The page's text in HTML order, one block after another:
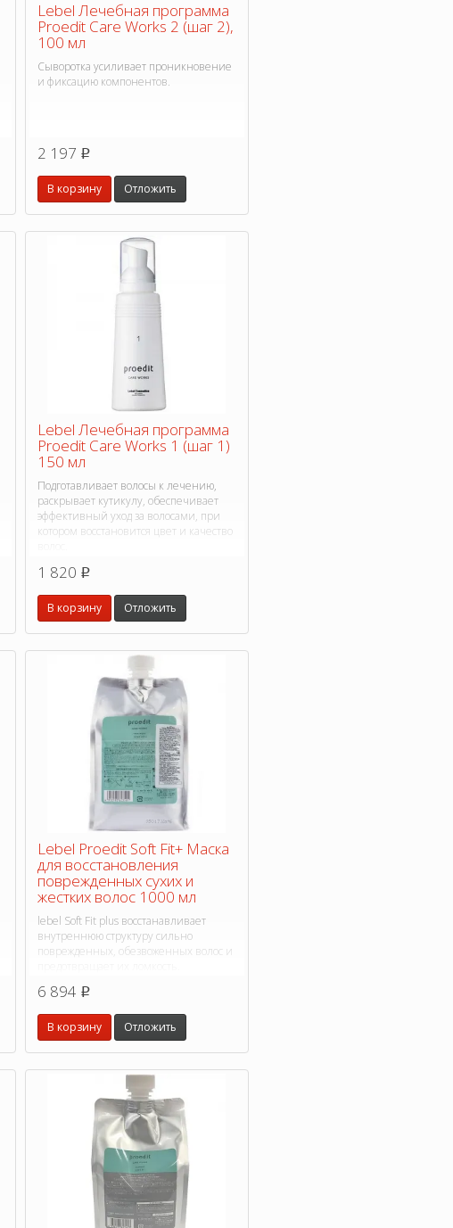
Lebel Лечебная программа
Proedit Care Works 2 (шаг 2),
100 мл
Сыворотка усиливает проникновение
и фиксацию компонентов.
2 197 p
В корзину Отложить
Lebel Лечебная программа
Proedit Care Works 1 (шаг 1)
150 мл
Подготавливает волосы к лечению,
раскрывает кутикулу, обеспечивает
эффективный уход за волосами, при
котором восстановится цвет и качество
1 820 p
В корзину Отложить
Lebel Proedit Soft Fit+ Маска
для восстановления
поврежденных сухих и
жестких волос 1000 мл
lebel Soft Fit plus восстанавливает
внутреннюю структуру сильно
поврежденных, обезвоженных волос и
6 894 p
В корзину Отложить